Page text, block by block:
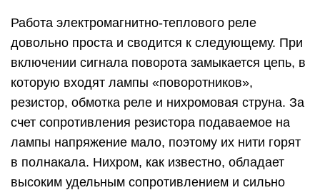
Работа электромагнитно-теплового реле
довольно проста и сводится к следующему. При
включении сигнала поворота замыкается цепь, в
которую входят лампы «поворотников»,
резистор, обмотка реле и нихромовая струна. За
счет сопротивления резистора подаваемое на
лампы напряжение мало, поэтому их нити горят
в полнакала. Нихром, как известно, обладает
высоким удельным сопротивлением и сильно